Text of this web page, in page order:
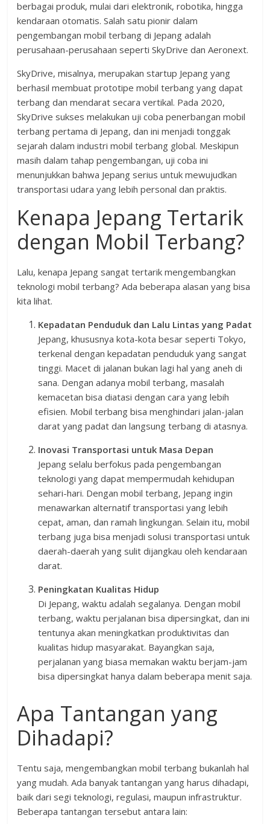
berbagai produk, mulai dari elektronik, robotika, hingga
kendaraan otomatis. Salah satu pionir dalam
pengembangan mobil terbang di Jepang adalah
perusahaan-perusahaan seperti SkyDrive dan Aeronext.
SkyDrive, misalnya, merupakan startup Jepang yang
berhasil membuat prototipe mobil terbang yang dapat
terbang dan mendarat secara vertikal. Pada 2020,
SkyDrive sukses melakukan uji coba penerbangan mobil
terbang pertama di Jepang, dan ini menjadi tonggak
sejarah dalam industri mobil terbang global. Meskipun
masih dalam tahap pengembangan, uji coba ini
menunjukkan bahwa Jepang serius untuk mewujudkan
transportasi udara yang lebih personal dan praktis.
Kenapa Jepang Tertarik
dengan Mobil Terbang?
Lalu, kenapa Jepang sangat tertarik mengembangkan
teknologi mobil terbang? Ada beberapa alasan yang bisa
kita lihat.
Kepadatan Penduduk dan Lalu Lintas yang Padat
Jepang, khususnya kota-kota besar seperti Tokyo,
terkenal dengan kepadatan penduduk yang sangat
tinggi. Macet di jalanan bukan lagi hal yang aneh di
sana. Dengan adanya mobil terbang, masalah
kemacetan bisa diatasi dengan cara yang lebih
efisien. Mobil terbang bisa menghindari jalan-jalan
darat yang padat dan langsung terbang di atasnya.
Inovasi Transportasi untuk Masa Depan
Jepang selalu berfokus pada pengembangan
teknologi yang dapat mempermudah kehidupan
sehari-hari. Dengan mobil terbang, Jepang ingin
menawarkan alternatif transportasi yang lebih
cepat, aman, dan ramah lingkungan. Selain itu, mobil
terbang juga bisa menjadi solusi transportasi untuk
daerah-daerah yang sulit dijangkau oleh kendaraan
darat.
Peningkatan Kualitas Hidup
Di Jepang, waktu adalah segalanya. Dengan mobil
terbang, waktu perjalanan bisa dipersingkat, dan ini
tentunya akan meningkatkan produktivitas dan
kualitas hidup masyarakat. Bayangkan saja,
perjalanan yang biasa memakan waktu berjam-jam
bisa dipersingkat hanya dalam beberapa menit saja.
Apa Tantangan yang
Dihadapi?
Tentu saja, mengembangkan mobil terbang bukanlah hal
yang mudah. Ada banyak tantangan yang harus dihadapi,
baik dari segi teknologi, regulasi, maupun infrastruktur.
Beberapa tantangan tersebut antara lain: